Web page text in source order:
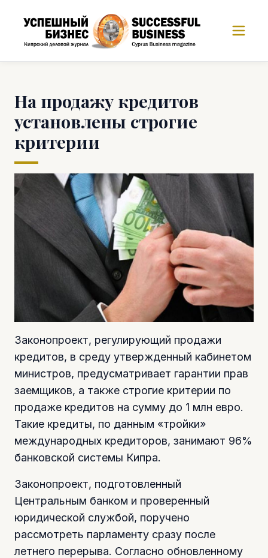
На продажу кредитов
установлены строгие
критерии
Законопроект, регулирующий продажи
кредитов, в среду утвержденный кабинетом
министров, предусматривает гарантии прав
заемщиков, а также строгие критерии по
продаже кредитов на сумму до 1 млн евро.
Такие кредиты, по данным «тройки»
международных кредиторов, занимают 96%
банковской системы Кипра.
Законопроект, подготовленный
Центральным банком и проверенный
юридической службой, поручено
рассмотреть парламенту сразу после
летнего перерыва. Согласно обновленному